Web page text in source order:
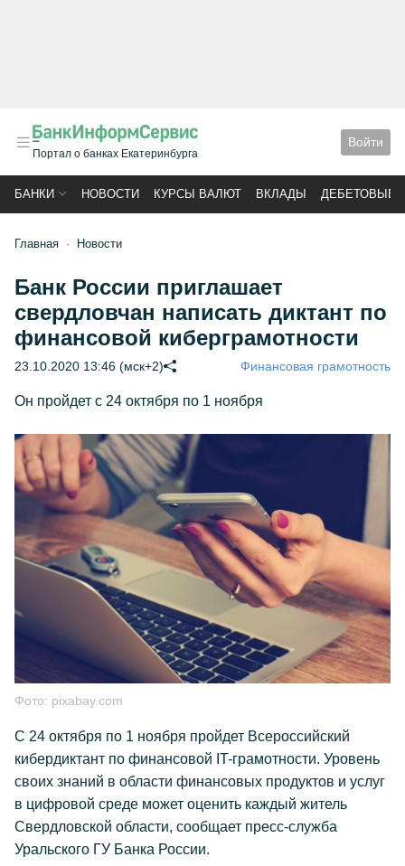
Портал о банках Екатеринбурга
Войти
БАНКИ НОВОСТИ КУРСЫ ВАЛЮТ ВКЛАДЫ ДЕБЕТОВЫЕ
Главная Новости
Банк России приглашает
свердловчан написать диктант по
финансовой киберграмотности
23.10.2020 13:46 (мск+2) Финансовая грамотность
Он пройдет с 24 октября по 1 ноября
Фото: pixabay.com
С 24 октября по 1 ноября пройдет Всероссийский
кибердиктант по финансовой IT-грамотности. Уровень
своих знаний в области финансовых продуктов и услуг
в цифровой среде может оценить каждый житель
Свердловской области, сообщает пресс-служба
Уральского ГУ Банка России.